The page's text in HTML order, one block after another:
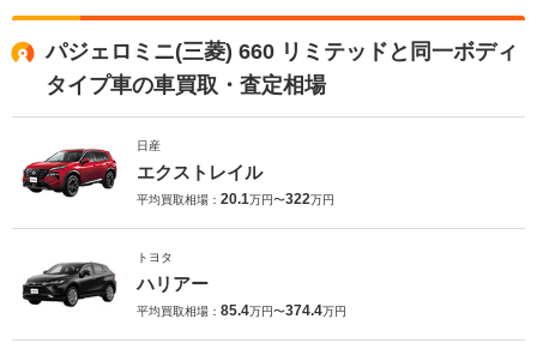
パジェロミニ(三菱) 660 リミテッドと同一ボディ
タイプ車の車買取・査定相場
日産
エクストレイル
平均買取相場： 20.1万円〜322万円
トヨタ
ハリアー
平均買取相場： 85.4万円〜374.4万円